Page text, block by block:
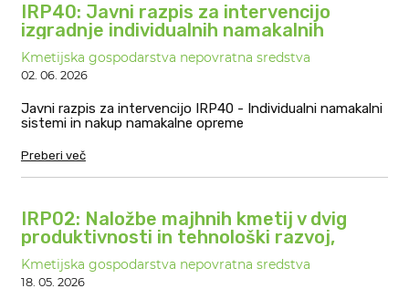
IRP40: Javni razpis za intervencijo
izgradnje individualnih namakalnih
sistemov
Kmetijska gospodarstva nepovratna sredstva
02. 06. 2026
Javni razpis za intervencijo IRP40 - Individualni namakalni
sistemi in nakup namakalne opreme
Preberi več
IRP02: Naložbe majhnih kmetij v dvig
produktivnosti in tehnološki razvoj,
vključno z digitalizacijo kmetijskih
gospodarstev
Kmetijska gospodarstva nepovratna sredstva
18. 05. 2026